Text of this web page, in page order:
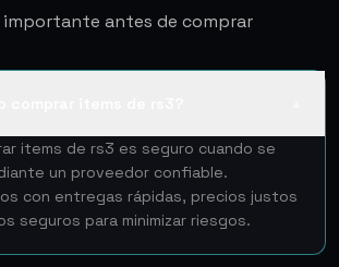
importante antes de comprar
items de rs3 es seguro cuando se
un proveedor confiable.
con entregas rápidas, precios justos
seguros para minimizar riesgos.